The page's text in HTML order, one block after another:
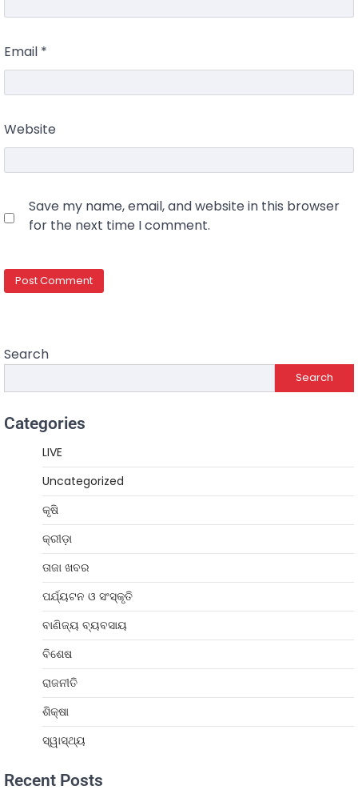
Email *
Website
Save my name, email, and website in this browser
for the next time I comment.
Search
Search
Categories
LIVE
Uncategorized
କୃଷି
କ୍ରୀଡ଼ା
ତାଜା ଖବର
ପର୍ଯ୍ୟଟନ ଓ ସଂସ୍କୃତି
ବାଣିଜ୍ୟ ବ୍ୟବସାୟ
ବିଶେଷ
ରାଜନୀତି
ଶିକ୍ଷା
ସ୍ୱାସ୍ଥ୍ୟ
Recent Posts